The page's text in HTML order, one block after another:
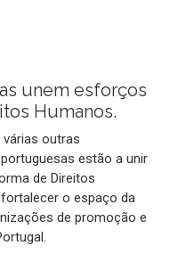
unem esforços
Humanos.
outras
estão a unir
de Direitos
o espaço da
de promoção e